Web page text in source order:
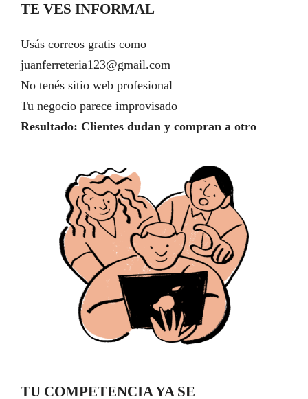
TE VES INFORMAL
Usás correos gratis como
juanferreteria123@gmail.com
No tenés sitio web profesional
Tu negocio parece improvisado
Resultado: Clientes dudan y compran a otro
TU COMPETENCIA YA SE